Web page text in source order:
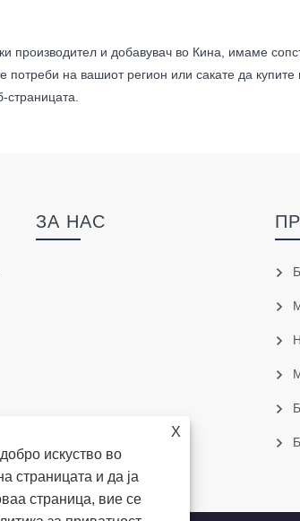
и добавувач во Кина, имаме
потреби на вашиот регион или сакате да
страницата.
X
искуство во
страницата и да ја
страница, вие се
ЗА НАС